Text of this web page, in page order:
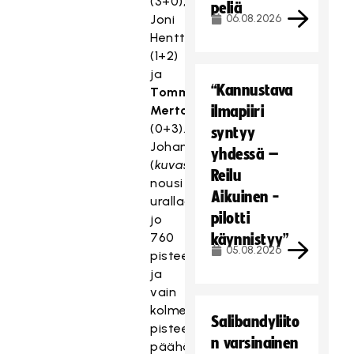
Joni
Henttonen
(1+2)
ja
Tommi
Merto
(0+3).
Johansson
(kuvassa
nousi
urallaan
jo
760
pisteeseen
ja
vain
kolmen
pisteen
päähän
peliä
06.08.2026
“Kannustava
ilmapiiri
syntyy
yhdessä –
Reilu
Aikuinen -
pilotti
käynnistyy”
05.08.2026
Salibandyliito
n varsinainen